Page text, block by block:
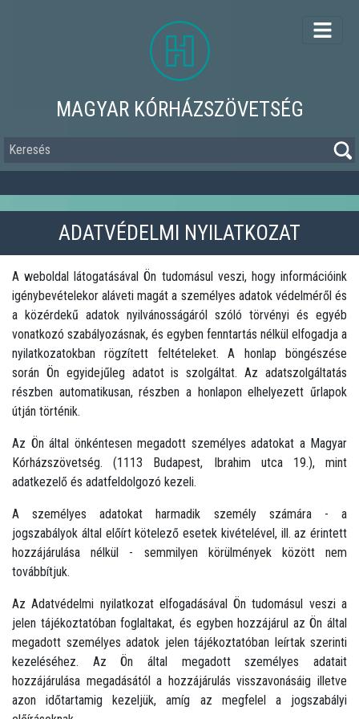
MAGYAR KÓRHÁZSZÖVETSÉG
Keresés
ADATVÉDELMI NYILATKOZAT
A weboldal látogatásával Ön tudomásul veszi, hogy információink
igénybevételekor aláveti magát a személyes adatok védelméről és
a közérdekű adatok nyilvánosságáról szóló törvényi és egyéb
vonatkozó szabályozásnak, és egyben fenntartás nélkül elfogadja a
nyilatkozatokban rögzített feltételeket. A honlap böngészése
során Ön egyidejűleg adatot is szolgáltat. Az adatszolgáltatás
részben automatikusan, részben a honlapon elhelyezett űrlapok
útján történik.
Az Ön által önkéntesen megadott személyes adatokat a Magyar
Kórházszövetség. (1113 Budapest, Ibrahim utca 19.), mint
adatkezelő és adatfeldolgozó kezeli.
A személyes adatokat harmadik személy számára - a
jogszabályok által előírt kötelező esetek kivételével, ill. az érintett
hozzájárulása nélkül - semmilyen körülmények között nem
továbbítjuk.
Az Adatvédelmi nyilatkozat elfogadásával Ön tudomásul veszi a
jelen tájékoztatóban foglaltakat, és egyben hozzájárul az Ön által
megadott személyes adatok jelen tájékoztatóban leírtak szerinti
kezeléséhez. Az Ön által megadott személyes adatait
hozzájárulása megadásától a hozzájárulás visszavonásáig illetve
azon időtartamig kezeljük, amíg az megfelel a jogszabályi